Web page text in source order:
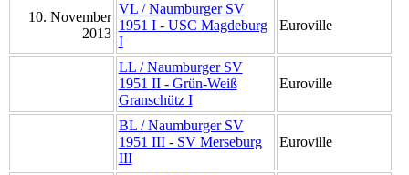
10. November
2013
VL / Naumburger SV
1951 I - USC Magdeburg
I
Euroville
LL / Naumburger SV
1951 II - Grün-Weiß
Granschütz I
Euroville
BL / Naumburger SV
1951 III - SV Merseburg
III
Euroville